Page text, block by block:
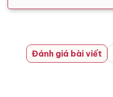
Đánh giá bài viết